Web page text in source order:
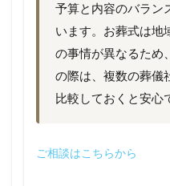
予算と内容のバラン
います。お葬式は地
の事情が異なるため
の際は、複数の葬儀
比較しておくと安心
ご相談はこちらから